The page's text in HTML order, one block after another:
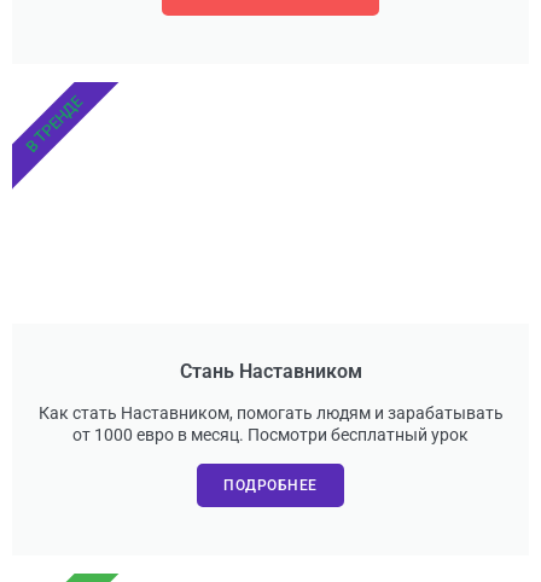
Стань Наставником
Как стать Наставником, помогать людям и зарабатывать
от 1000 евро в месяц. Посмотри бесплатный урок
ПОДРОБНЕЕ
В ТРЕНДЕ